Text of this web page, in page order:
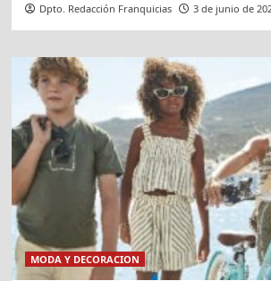
Dpto. Redacción Franquicias 3 de junio de
MODA Y DECORACION